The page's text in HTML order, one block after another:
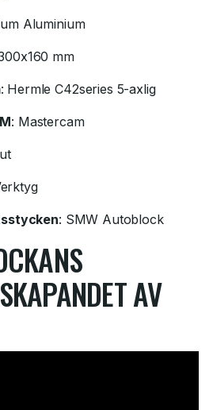
Aluminium
mm
: Hermle C42series 5-axlig
: Mastercam
: SMW Autoblock
AV